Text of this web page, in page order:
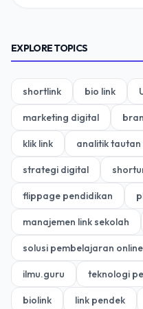
EXPLORE TOPICS
shortlink bio link
marketing digital
klik link analitik tautan
strategi digital
flippage pendidikan
manajemen link sekolah
solusi pembelajaran online
ilmu.guru teknologi
biolink link pendek